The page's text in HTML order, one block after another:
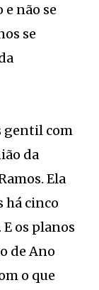
e não se
se
gentil com
da
Ela
há cinco
os planos
de Ano
o que